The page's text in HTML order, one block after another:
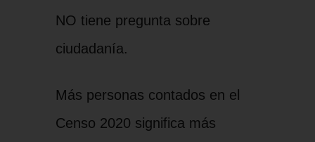
NO tiene pregunta sobre
ciudadanía.
Más personas contados en el
Censo 2020 significa más